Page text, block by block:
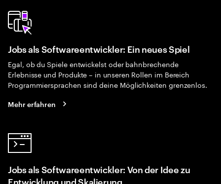
Jobs als Softwareentwickler: Ein neues Spiel
Egal, ob du Spiele entwickelst oder bahnbrechende
Erlebnisse und Produkte – in unseren Rollen im Bereich
Programmiersprachen sind deine Möglichkeiten grenzenlos.
Mehr erfahren
Jobs als Softwareentwickler: Von der Idee zu
Entwicklung und Skalierung